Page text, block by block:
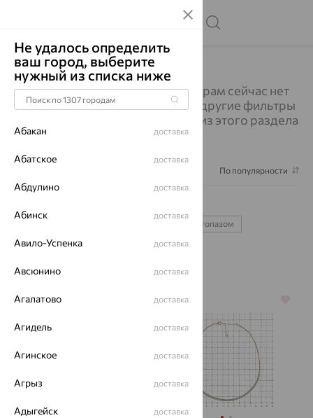
Главная Каталог Колье Колье
Изделий по выбранным фильтрам сейчас нет
в наличии. Вы можете выбрать другие фильтры
или посмотреть все украшения из этого раздела
По популярности
с топазом
с бриллиантом
64% 64%
Не удалось определить
ваш город, выберите
нужный из списка ниже
Абакан доставка
Абатское доставка
Абдулино доставка
Абинск доставка
Авило-Успенка доставка
Авсюнино доставка
Агалатово доставка
Агидель доставка
Агинское доставка
Агрыз доставка
Адыгейск доставка